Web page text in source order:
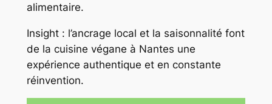
alimentaire.
Insight : l’ancrage local et la saisonnalité font
de la cuisine végane à Nantes une
expérience authentique et en constante
réinvention.